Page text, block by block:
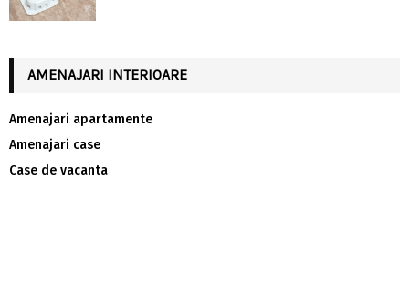
AMENAJARI INTERIOARE
Amenajari apartamente
Amenajari case
Case de vacanta